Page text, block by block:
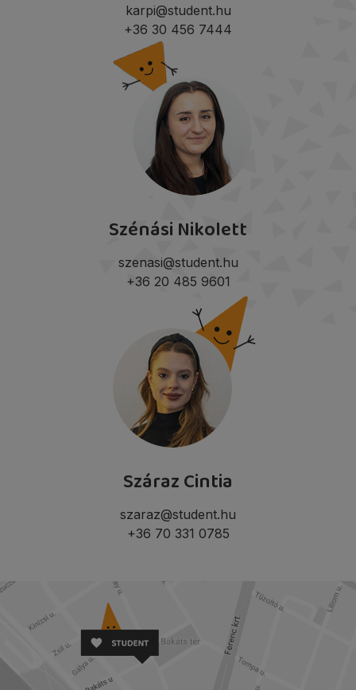
karpi@student.hu
+36 30 456 7444
Szénási Nikolett
szenasi@student.hu
+36 20 485 9601
Száraz Cintia
szaraz@student.hu
+36 70 331 0785